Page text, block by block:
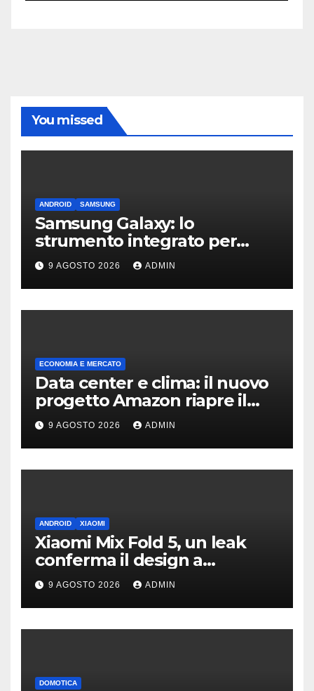
You missed
ANDROID SAMSUNG
Samsung Galaxy: lo
strumento integrato per
liberare spazio sullo
smartphone
9 AGOSTO 2026 ADMIN
ECONOMIA E MERCATO
Data center e clima: il nuovo
progetto Amazon riapre il
dibattito sulle emissioni
9 AGOSTO 2026 ADMIN
ANDROID XIAOMI
Xiaomi Mix Fold 5, un leak
conferma il design a
passaporto e HyperOS 4
9 AGOSTO 2026 ADMIN
DOMOTICA